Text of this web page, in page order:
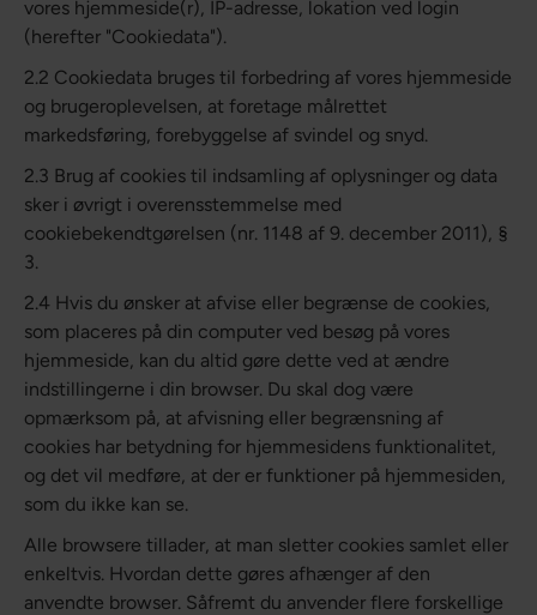
vores hjemmeside(r), IP-adresse, lokation ved login
(herefter "Cookiedata").
2.2 Cookiedata bruges til forbedring af vores hjemmeside
og brugeroplevelsen, at foretage målrettet
markedsføring, forebyggelse af svindel og snyd.
2.3 Brug af cookies til indsamling af oplysninger og data
sker i øvrigt i overensstemmelse med
cookiebekendtgørelsen (nr. 1148 af 9. december 2011), §
3.
2.4 Hvis du ønsker at afvise eller begrænse de cookies,
som placeres på din computer ved besøg på vores
hjemmeside, kan du altid gøre dette ved at ændre
indstillingerne i din browser. Du skal dog være
opmærksom på, at afvisning eller begrænsning af
cookies har betydning for hjemmesidens funktionalitet,
og det vil medføre, at der er funktioner på hjemmesiden,
som du ikke kan se.
Alle browsere tillader, at man sletter cookies samlet eller
enkeltvis. Hvordan dette gøres afhænger af den
anvendte browser. Såfremt du anvender flere forskellige